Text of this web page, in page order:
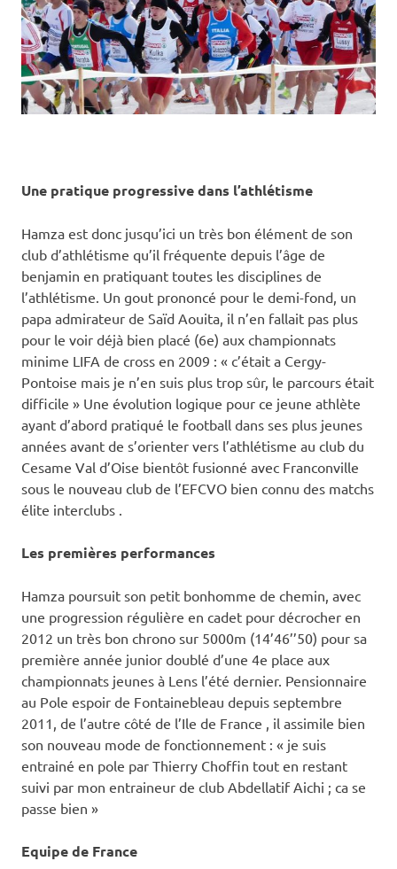
Une pratique progressive dans l’athlétisme
Hamza est donc jusqu’ici un très bon élément de son
club d’athlétisme qu’il fréquente depuis l’âge de
benjamin en pratiquant toutes les disciplines de
l’athlétisme. Un gout prononcé pour le demi-fond, un
papa admirateur de Saïd Aouita, il n’en fallait pas plus
pour le voir déjà bien placé (6e) aux championnats
minime LIFA de cross en 2009 : « c’était a Cergy-
Pontoise mais je n’en suis plus trop sûr, le parcours était
difficile » Une évolution logique pour ce jeune athlète
ayant d’abord pratiqué le football dans ses plus jeunes
années avant de s’orienter vers l’athlétisme au club du
Cesame Val d’Oise bientôt fusionné avec Franconville
sous le nouveau club de l’EFCVO bien connu des matchs
élite interclubs .
Les premières performances
Hamza poursuit son petit bonhomme de chemin, avec
une progression régulière en cadet pour décrocher en
2012 un très bon chrono sur 5000m (14’46’’50) pour sa
première année junior doublé d’une 4e place aux
championnats jeunes à Lens l’été dernier. Pensionnaire
au Pole espoir de Fontainebleau depuis septembre
2011, de l’autre côté de l’Ile de France , il assimile bien
son nouveau mode de fonctionnement : « je suis
entrainé en pole par Thierry Choffin tout en restant
suivi par mon entraineur de club Abdellatif Aichi ; ca se
passe bien »
Equipe de France